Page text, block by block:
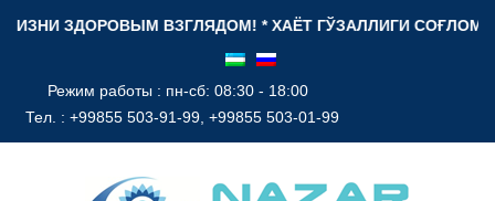
ЗДОРОВЫМ ВЗГЛЯДОМ! * ХАЁТ ГЎЗАЛЛИГИ СОҒЛОМ НИГОҲ
Режим работы : пн-сб: 08:30 - 18:00
Тел. : +99855 503-91-99, +99855 503-01-99